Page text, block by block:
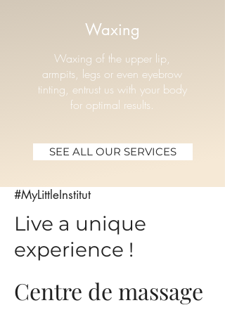
Waxing
Waxing of the upper lip,
armpits, legs or even eyebrow
tinting, entrust us with your body
for optimal results.
SEE ALL OUR SERVICES
#MyLittleInstitut
Live a unique
experience !
Centre de massage